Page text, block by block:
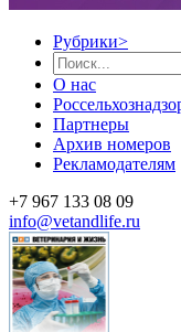
Рубрики>
О нас
Партнеры
Архив номеров
Рекламодателям
+7 967 133 08 09
info@vetandlife.ru